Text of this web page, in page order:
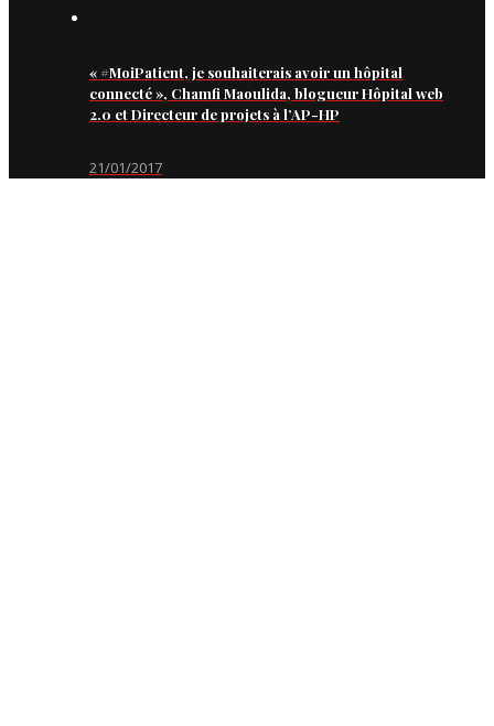
« #MoiPatient, je souhaiterais avoir un hôpital
connecté », Chamfi Maoulida, blogueur Hôpital web
2.0 et Directeur de projets à l’AP-HP
21/01/2017